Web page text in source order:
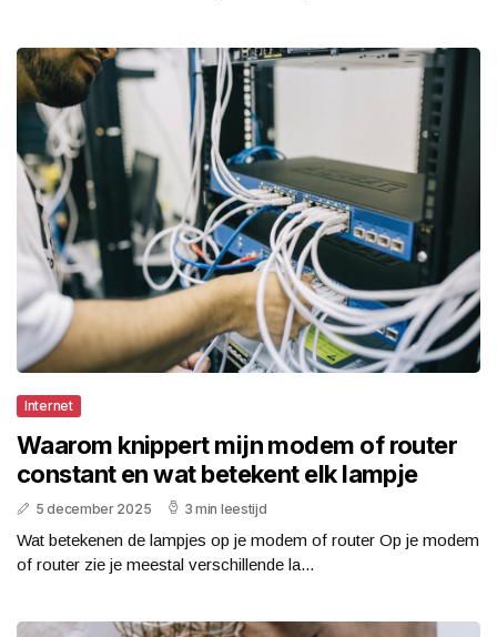
Internet
Waarom knippert mijn modem of router
constant en wat betekent elk lampje
5 december 2025 3 min leestijd
Wat betekenen de lampjes op je modem of router Op je modem
of router zie je meestal verschillende la...